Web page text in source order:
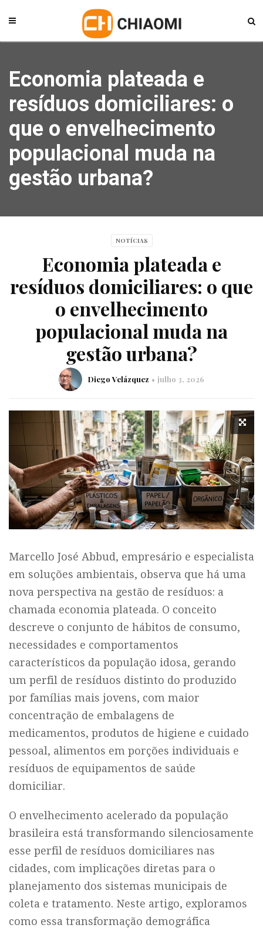
Economia plateada e
resíduos domiciliares: o
que o envelhecimento
populacional muda na
gestão urbana?
NOTÍCIAS
Economia plateada e
resíduos domiciliares: o que
o envelhecimento
populacional muda na
gestão urbana?
Diego Velázquez julho 3, 2026
Marcello José Abbud, empresário e especialista
em soluções ambientais, observa que há uma
nova perspectiva na gestão de resíduos: a
chamada economia plateada. O conceito
descreve o conjunto de hábitos de consumo,
necessidades e comportamentos
característicos da população idosa, gerando
um perfil de resíduos distinto do produzido
por famílias mais jovens, com maior
concentração de embalagens de
medicamentos, produtos de higiene e cuidado
pessoal, alimentos em porções individuais e
resíduos de equipamentos de saúde
domiciliar.
O envelhecimento acelerado da população
brasileira está transformando silenciosamente
esse perfil de resíduos domiciliares nas
cidades, com implicações diretas para o
planejamento dos sistemas municipais de
coleta e tratamento. Neste artigo, exploramos
como essa transformação demográfica